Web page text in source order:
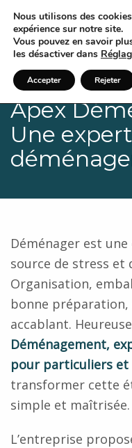
Apex
Une
Déménager est
source de stress et
Organisation,
bonne
accablant.
Déménagement,
pour particuliers et
transformer cette
simple et maîtrisée.
L’entreprise
Nous utilisons des
expérience sur notre site.
Vous pouvez en savoir
les désactiver dans
Accepter Rejeter